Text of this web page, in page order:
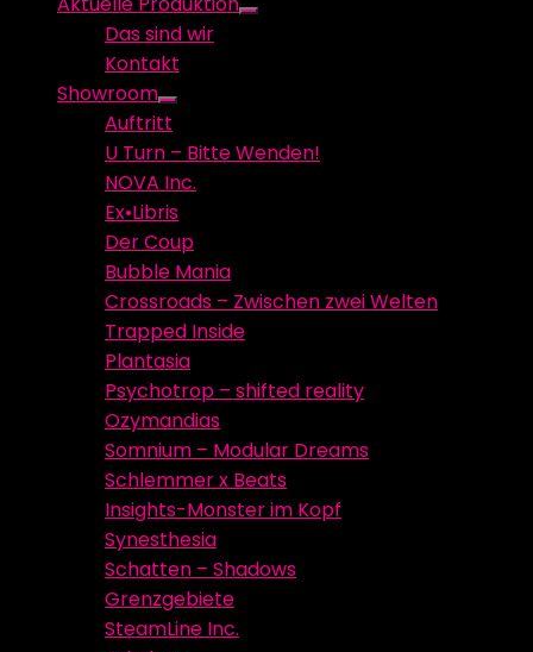
Show
Das sind wir
Kontakt
Showroom
Show
sub
menu
Auftritt
U Turn – Bitte Wenden!
NOVA Inc.
Ex•Libris
Der Coup
Bubble Mania
Crossroads – Zwischen zwei Welten
Trapped Inside
Plantasia
Psychotrop – shifted reality
Ozymandias
Somnium – Modular Dreams
Schlemmer x Beats
Insights-Monster im Kopf
Synesthesia
Schatten – Shadows
Grenzgebiete
SteamLine Inc.